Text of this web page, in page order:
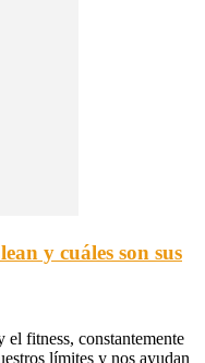
y cuáles son sus
fitness, constantemente
límites y nos ayudan